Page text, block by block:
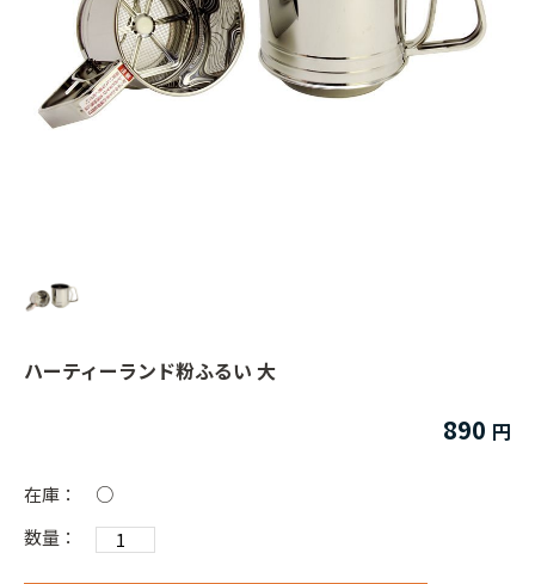
ハーティーランド粉ふるい 大
890
在庫：
○
数量：